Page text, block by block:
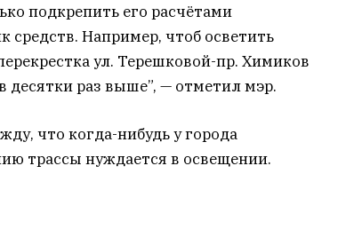
подкрепить его расчётами
Например, чтоб осветить
ул. Терешковой-пр. Химиков
десятки раз выше”, — отметил мэр.
что когда-нибудь у города
трассы нуждается в освещении.